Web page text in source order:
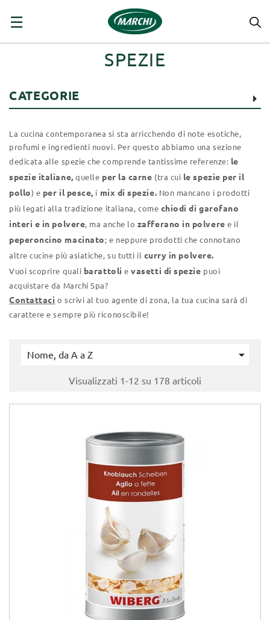
navigazione
☰
SPEZIE
CATEGORIE
La cucina contemporanea si sta arricchendo di note esotiche,
profumi e ingredienti nuovi. Per questo abbiamo una sezione
dedicata alle spezie che comprende tantissime referenze: le
spezie italiane,quelle per la carne (tra cui le spezie per il
pollo) e per il pesce, i mix di spezie. Non mancano i prodotti
più legati alla tradizione italiana, come chiodi di garofano
interi e in polvere, ma anche lo zafferano in polvere e il
peperoncino macinato ; e neppure prodotti che connotano
altre cucine più asiatiche, su tutti il curry in polvere.
Vuoi scoprire quali barattolievasetti di spezie puoi
acquistare da Marchi Spa?
Contattaci o scrivi al tuo agente di zona, la tua cucina sarà di
carattere e sempre più riconoscibile!
Nome, da A a Z 
Visualizzati 1-12 su 178 articoli